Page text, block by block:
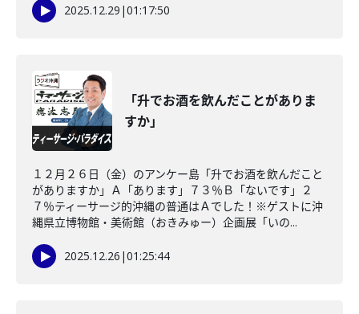
2025.12.29 |01:17:50
「升でお酒を飲んだことがありま
すか」
１２月２６日（金）のアンケー島「升でお酒を飲んだこと
がありますか」Ａ「あります」７３％Ｂ「ないです」２
７％ティーサージ的沖縄の普通はＡでした！※ゲストに沖
縄県立博物館・美術館（おきみゅー）企画展「いの...
2025.12.26 |01:25:44